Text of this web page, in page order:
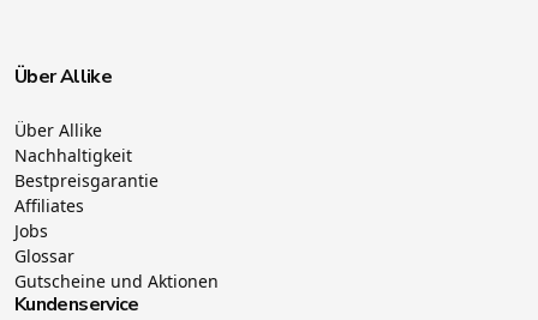
Über Allike
Über Allike
Nachhaltigkeit
Bestpreisgarantie
Affiliates
Jobs
Glossar
Gutscheine und Aktionen
Kundenservice